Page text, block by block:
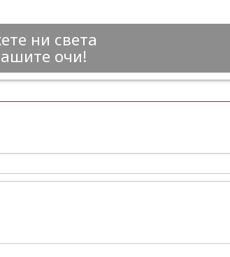
ни света
очи!